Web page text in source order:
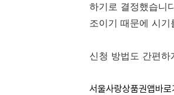
하기로 결정했습니
조이기 때문에 시
신청 방법도 간편
서울사랑상품권앱바로